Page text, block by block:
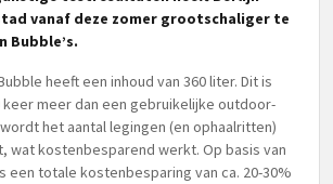
vanaf deze zomer grootschaliger te
Bubble’s.
heeft een inhoud van 360 liter. Dit is
meer dan een gebruikelijke outdoor-
het aantal legingen (en ophaalritten)
wat kostenbesparend werkt. Op basis van
totale kostenbesparing van ca. 20-30%